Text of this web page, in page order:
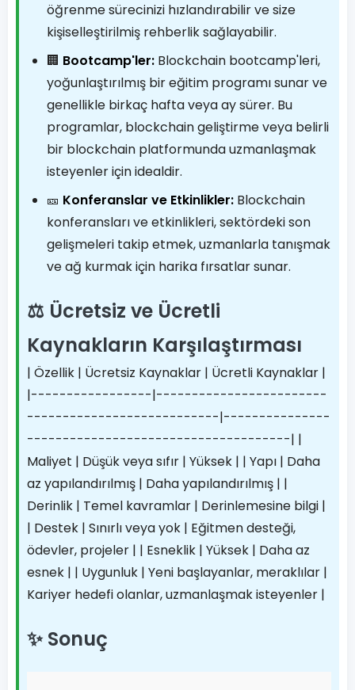
öğrenme sürecinizi hızlandırabilir ve size
kişiselleştirilmiş rehberlik sağlayabilir.
🏢 Bootcamp'ler: Blockchain bootcamp'leri,
yoğunlaştırılmış bir eğitim programı sunar ve
genellikle birkaç hafta veya ay sürer. Bu
programlar, blockchain geliştirme veya belirli
bir blockchain platformunda uzmanlaşmak
isteyenler için idealdir.
🎫 Konferanslar ve Etkinlikler: Blockchain
konferansları ve etkinlikleri, sektördeki son
gelişmeleri takip etmek, uzmanlarla tanışmak
ve ağ kurmak için harika fırsatlar sunar.
⚖️ Ücretsiz ve Ücretli
Kaynakların Karşılaştırması
| Özellik | Ücretsiz Kaynaklar | Ücretli Kaynaklar |
|-----------------|------------------------
---------------------------|---------------
-------------------------------------| |
Maliyet | Düşük veya sıfır | Yüksek | | Yapı | Daha
az yapılandırılmış | Daha yapılandırılmış | |
Derinlik | Temel kavramlar | Derinlemesine bilgi |
| Destek | Sınırlı veya yok | Eğitmen desteği,
ödevler, projeler | | Esneklik | Yüksek | Daha az
esnek | | Uygunluk | Yeni başlayanlar, meraklılar |
Kariyer hedefi olanlar, uzmanlaşmak isteyenler |
✨ Sonuç